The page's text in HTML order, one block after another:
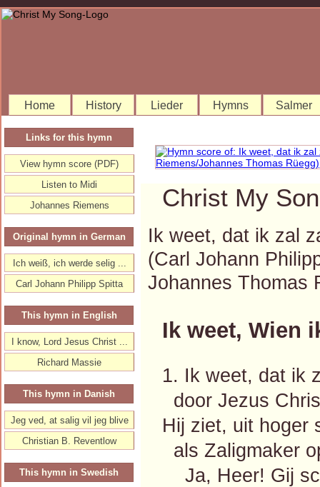
Home History Lieder Hymns Salmer
Christ My
Ik weet, dat ik zal
(Carl Johann
Johannes Thomas
Ik weet, Wien
1. Ik weet, dat ik
door Jezus
Hij ziet, uit hoger
als Zaligmaker
Ja, Heer! Gij
Links for this hymn
View hymn score (PDF)
Listen to Midi
Johannes Riemens
Original hymn in German
Ich weiß, ich werde selig ...
Carl Johann Philipp Spitta
This hymn in English
I know, Lord Jesus Christ ...
Richard Massie
This hymn in Danish
Jeg ved, at salig vil jeg blive
Christian B. Reventlow
This hymn in Swedish